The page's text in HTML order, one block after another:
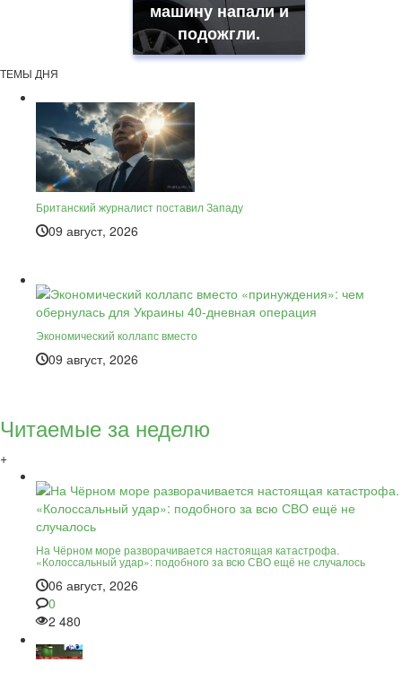
машину напали и
подожгли.
ТЕМЫ ДНЯ
Британский журналист поставил Западу
09 август, 2026
Экономический коллапс вместо
09 август, 2026
Читаемые за неделю
+
На Чёрном море разворачивается настоящая катастрофа.
«Колоссальный удар»: подобного за всю СВО ещё не случалось
06 август, 2026
0
2 480